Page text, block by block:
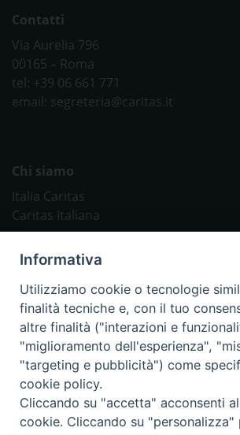
Contatti
Via Aurelia 796
00165 – Roma
tel: +39 06 661 771
email: segreteria@caritas.it
Chi siamo
Italia Caritas
Caritas Italiana
Caritas Internationalis
TV 2000
Inblu 2000
Avvenire
Sir
Scarp de’ Tenis
Informativa
Utilizziamo cookie o tecnologie
finalità tecniche e, con il tuo
altre finalità ("interazioni e
"miglioramento dell'esperienza",
"targeting e pubblicità") come
cookie policy.
Cliccando su "accetta" acconsenti
cookie. Cliccando su "personalizza"